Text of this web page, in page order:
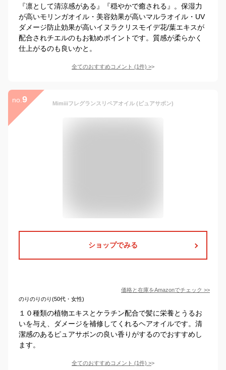
『凛として清涼感がある』『穏やかで癒される』。保湿力
が高いモリンガオイル・美容効果が高いマルラオイル・UV
ダメージ防止効果が高いイヌラクリスモイデ花/葉エキスが
配合されチエルのもお勧めポイントです。質感が柔らかく
仕上がるのも良いかと。
全てのおすすめコメント (1件) >
no. 9 Mimiiiフレグランスリペアオイル (ピュアサボン)
ショップでみる
価格と在庫をAmazonでチェック >>
のりのりのり(50代・女性)
１０種類の植物エキスとケラチン配合で髪に栄養とうるお
いを与え、ダメージを補修してくれるヘアオイルです。清
潔感のあるピュアサボンの良い香りがするのでおすすめし
ます。
全てのおすすめコメント (1件) >